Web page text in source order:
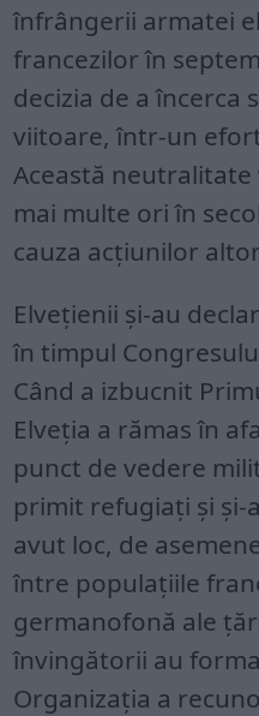
înfrângerii armatei
francezilor în
decizia de a încerca
viitoare, într-un
Această
mai multe ori în
cauza acțiunilor
Elvețienii și-au
în timpul
Când a izbucnit
Elveția a rămas în
punct de vedere
primit refugiați și și-
avut loc, de
între populațiile
germanofonă ale
învingătorii au
Organizația a